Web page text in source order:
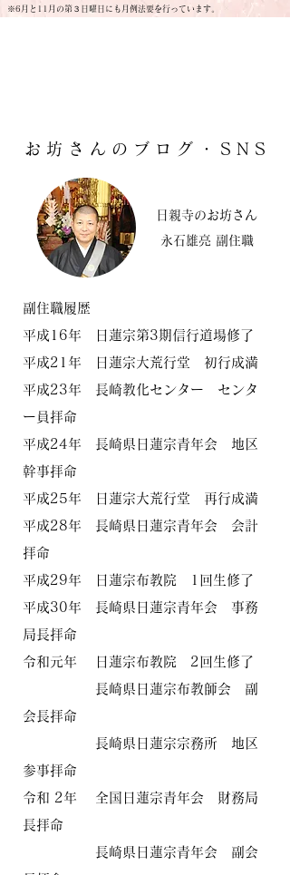
※6月と11月の第３日曜日にも月例法要を行っています。
お 坊 さ ん の ブ ロ グ ・ S N S
日親寺のお坊さん
​永石雄亮 副住職
副住職履歴
平成16年 日蓮宗第3期信行道場修了
​平成21年 日蓮宗大荒行堂 初行成満
平成23年 長崎教化センター センタ
ー員拝命
平成24年 長崎県日蓮宗青年会 地区
幹事拝命
平成25年 日蓮宗大荒行堂 再行成満
平成28年 長崎県日蓮宗青年会 会計
拝命
​平成29年 日蓮宗布教院 1回生修了
平成30年 長崎県日蓮宗青年会 事務
局長拝命
令和元年 日蓮宗布教院 2回生修了
長崎県日蓮宗布教師会 副
会長拝命
長崎県日蓮宗宗務所 地区
参事拝命
令和 2年 全国日蓮宗青年会 財務局
長拝命
​ 長崎県日蓮宗青年会 副会